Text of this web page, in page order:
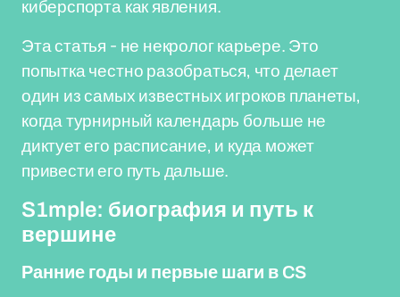
киберспорта как явления.
Эта статья - не некролог карьере. Это
попытка честно разобраться, что делает
один из самых известных игроков планеты,
когда турнирный календарь больше не
диктует его расписание, и куда может
привести его путь дальше.
S1mple: биография и путь к
вершине
Ранние годы и первые шаги в CS